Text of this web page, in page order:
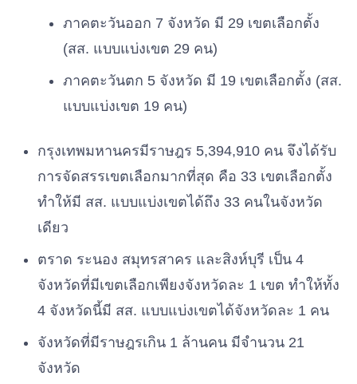
ภาคตะวันออก 7 จังหวัด มี 29 เขตเลือกตั้ง
(สส. แบบแบ่งเขต 29 คน)
ภาคตะวันตก 5 จังหวัด มี 19 เขตเลือกตั้ง (สส.
แบบแบ่งเขต 19 คน)
กรุงเทพมหานครมีราษฎร 5,394,910 คน จึงได้รับ
การจัดสรรเขตเลือกมากที่สุด คือ 33 เขตเลือกตั้ง
ทำให้มี สส. แบบแบ่งเขตได้ถึง 33 คนในจังหวัด
เดียว
ตราด ระนอง สมุทรสาคร และสิงห์บุรี เป็น 4
จังหวัดที่มีเขตเลือกเพียงจังหวัดละ 1 เขต ทำให้ทั้ง
4 จังหวัดนี้มี สส. แบบแบ่งเขตได้จังหวัดละ 1 คน
จังหวัดที่มีราษฎรเกิน 1 ล้านคน มีจำนวน 21
จังหวัด